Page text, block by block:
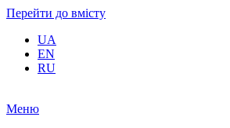
Перейти до вмісту
UA
EN
RU
Меню